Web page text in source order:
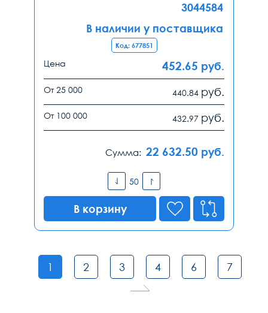
3044584
В наличии у поставщика
Код: 677851
Цена 452.65 руб.
От 25 000 440.84 руб.
От 100 000 432.97 руб.
Сумма: 22 632.50 руб.
В корзину
1 2 3 4 6 7